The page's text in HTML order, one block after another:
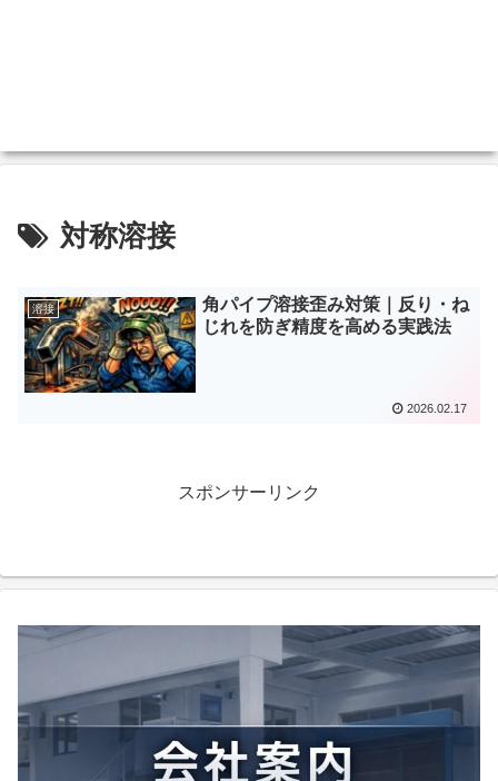
対称溶接
溶接
角パイプ溶接歪み対策｜反り・ね
じれを防ぎ精度を高める実践法
2026.02.17
スポンサーリンク